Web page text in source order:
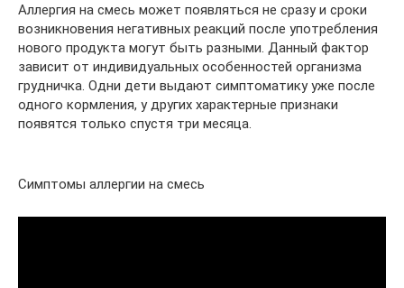
Аллергия на смесь может появляться не сразу и сроки
возникновения негативных реакций после употребления
нового продукта могут быть разными. Данный фактор
зависит от индивидуальных особенностей организма
грудничка. Одни дети выдают симптоматику уже после
одного кормления, у других характерные признаки
появятся только спустя три месяца.
Симптомы аллергии на смесь